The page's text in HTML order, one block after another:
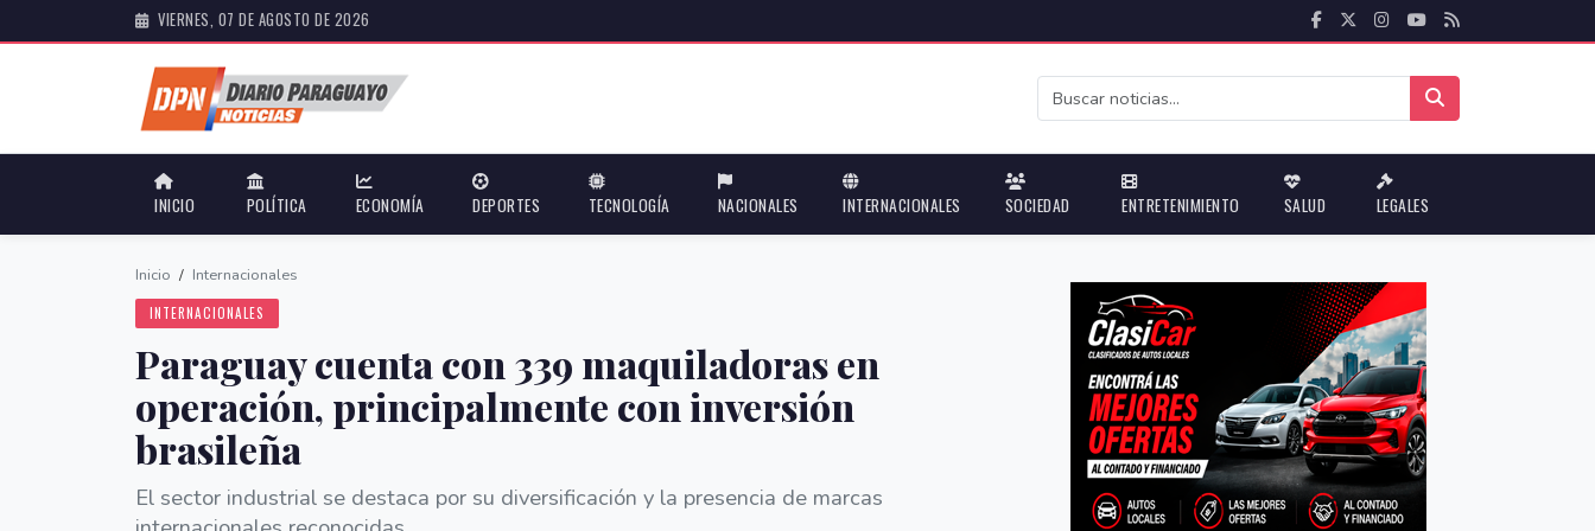
VIERNES, 07 DE AGOSTO DE 2026
INICIO POLÍTICA ECONOMÍA DEPORTES TECNOLOGÍA NACIONALES INTERNACIONALES SOCIEDAD ENTRETENIMIENTO SALUD LEGALES
Inicio / Internacionales
INTERNACIONALES
Paraguay cuenta con 339 maquiladoras en
operación, principalmente con inversión
brasileña
El sector industrial se destaca por su diversificación y la presencia de marcas